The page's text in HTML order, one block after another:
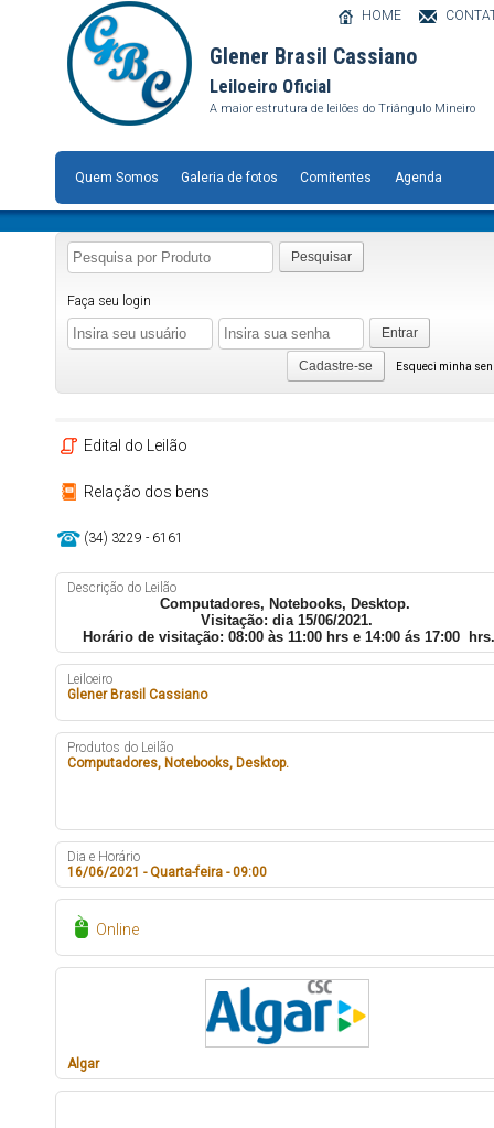
Glener Brasil Cassiano
Leiloeiro Oficial
A maior estrutura de leilões do Triângulo Mineiro
HOME
Quem Somos Galeria de fotos Comitentes Agenda
Pesquisar
Faça seu login
Entrar
Esqueci minha
Cadastre-se
Edital do Leilão
Relação dos bens
(34) 3229 - 6161
Descrição do Leilão
Computadores, Notebooks, Desktop.
Visitação: dia 15/06/2021.
Horário de visitação: 08:00 às 11:00 hrs e 14:00 ás 17:00 hrs.
Leiloeiro
Glener Brasil Cassiano
Produtos do Leilão
Computadores, Notebooks, Desktop.
Dia e Horário
16/06/2021 - Quarta-feira - 09:00
Online
Algar